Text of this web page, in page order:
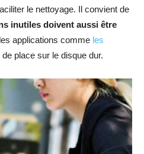
le nettoyage. Il convient de
inutiles doivent aussi être
applications comme les
place sur le disque dur.